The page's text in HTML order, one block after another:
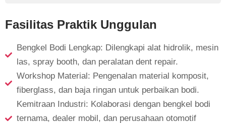
Fasilitas Praktik Unggulan
Bengkel Bodi Lengkap: Dilengkapi alat hidrolik, mesin
las, spray booth, dan peralatan dent repair.
Workshop Material: Pengenalan material komposit,
fiberglass, dan baja ringan untuk perbaikan bodi.
Kemitraan Industri: Kolaborasi dengan bengkel bodi
ternama, dealer mobil, dan perusahaan otomotif